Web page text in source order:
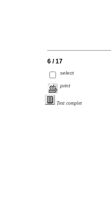
6 / 17
select
print
Text complet